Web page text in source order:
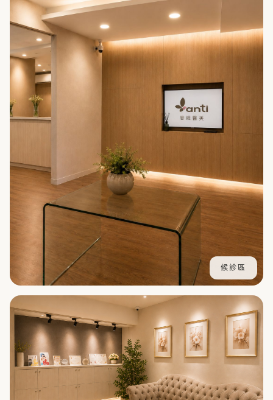
候診區